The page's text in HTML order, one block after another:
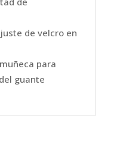
de velcro en
para
guante